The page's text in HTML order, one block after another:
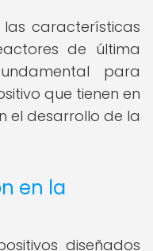
las características
de última
para
que tienen en
el desarrollo de la
en la
diseñados